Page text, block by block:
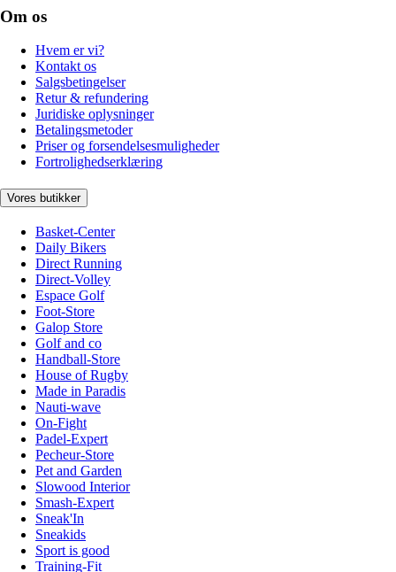
Om os
Hvem er vi?
Kontakt os
Salgsbetingelser
Retur & refundering
Juridiske oplysninger
Betalingsmetoder
Priser og forsendelsesmuligheder
Fortrolighedserklæring
Vores butikker
Basket-Center
Daily Bikers
Direct Running
Direct-Volley
Espace Golf
Foot-Store
Galop Store
Golf and co
Handball-Store
House of Rugby
Made in Paradis
Nauti-wave
On-Fight
Padel-Expert
Pecheur-Store
Pet and Garden
Slowood Interior
Smash-Expert
Sneak'In
Sneakids
Sport is good
Training-Fit